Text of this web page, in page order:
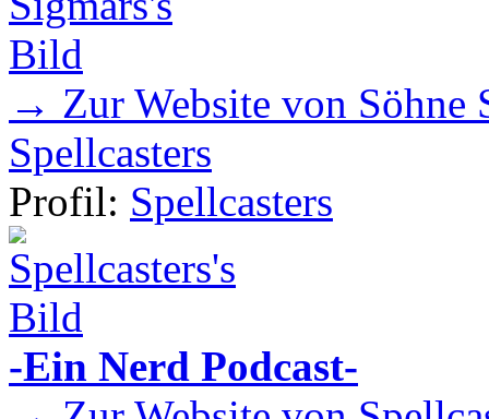
→ Zur Website von Söhne
Spellcasters
Profil: Spellcasters
-Ein Nerd Podcast-